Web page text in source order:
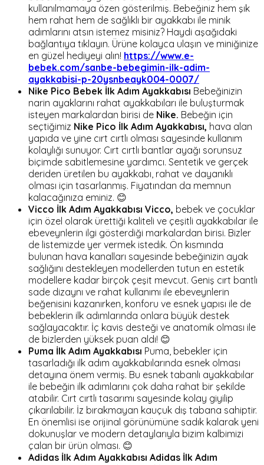
kullanılmamaya özen gösterilmiş. Bebeğiniz hem şık
hem rahat hem de sağlıklı bir ayakkabı ile minik
adımlarını atsın istemez misiniz? Haydi aşağıdaki
bağlantıya tıklayın. Ürüne kolayca ulaşın ve miniğinize
en güzel hediyeyi alın! https://www.e-
bebek.com/sanbe-bebegimin-ilk-adim-
ayakkabisi-p-20ysnbeayk004-0007/
Nike Pico Bebek İlk Adım Ayakkabısı Bebeğinizin
narin ayaklarını rahat ayakkabıları ile buluşturmak
isteyen markalardan birisi de Nike. Bebeğin için
seçtiğimiz Nike Pico İlk Adım Ayakkabısı, hava alan
yapıda ve yine cırt cırtlı olması sayesinde kullanım
kolaylığı sunuyor. Cırt cırtlı bantlar ayağı sorunsuz
biçimde sabitlemesine yardımcı. Sentetik ve gerçek
deriden üretilen bu ayakkabı, rahat ve dayanıklı
olması için tasarlanmış. Fiyatından da memnun
kalacağınıza eminiz. 😊
Vicco İlk Adım Ayakkabısı Vicco, bebek ve çocuklar
için özel olarak ürettiği kaliteli ve çeşitli ayakkabılar ile
ebeveynlerin ilgi gösterdiği markalardan birisi. Bizler
de listemizde yer vermek istedik. Ön kısmında
bulunan hava kanalları sayesinde bebeğinizin ayak
sağlığını destekleyen modellerden tutun en estetik
modellere kadar birçok çeşit mevcut. Geniş cırt bantlı
sade dizaynı ve rahat kullanımı ile ebeveynlerin
beğenisini kazanırken, konforu ve esnek yapısı ile de
bebeklerin ilk adımlarında onlara büyük destek
sağlayacaktır. İç kavis desteği ve anatomik olması ile
de bizlerden yüksek puan aldı! 😊
Puma İlk Adım Ayakkabısı Puma, bebekler için
tasarladığı ilk adım ayakkabılarında esnek olması
detayına önem vermiş. Bu esnek tabanlı ayakkabılar
ile bebeğin ilk adımlarını çok daha rahat bir şekilde
atabilir. Cırt cırtlı tasarımı sayesinde kolay giyilip
çıkarılabilir. İz bırakmayan kauçuk dış tabana sahiptir.
En önemlisi ise orijinal görünümüne sadık kalarak yeni
dokunuşlar ve modern detaylarıyla bizim kalbimizi
çalan bir ürün olması. 😊
Adidas İlk Adım Ayakkabısı Adidas İlk Adım